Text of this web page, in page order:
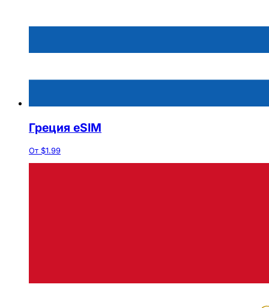
Греция eSIM
От $1.99